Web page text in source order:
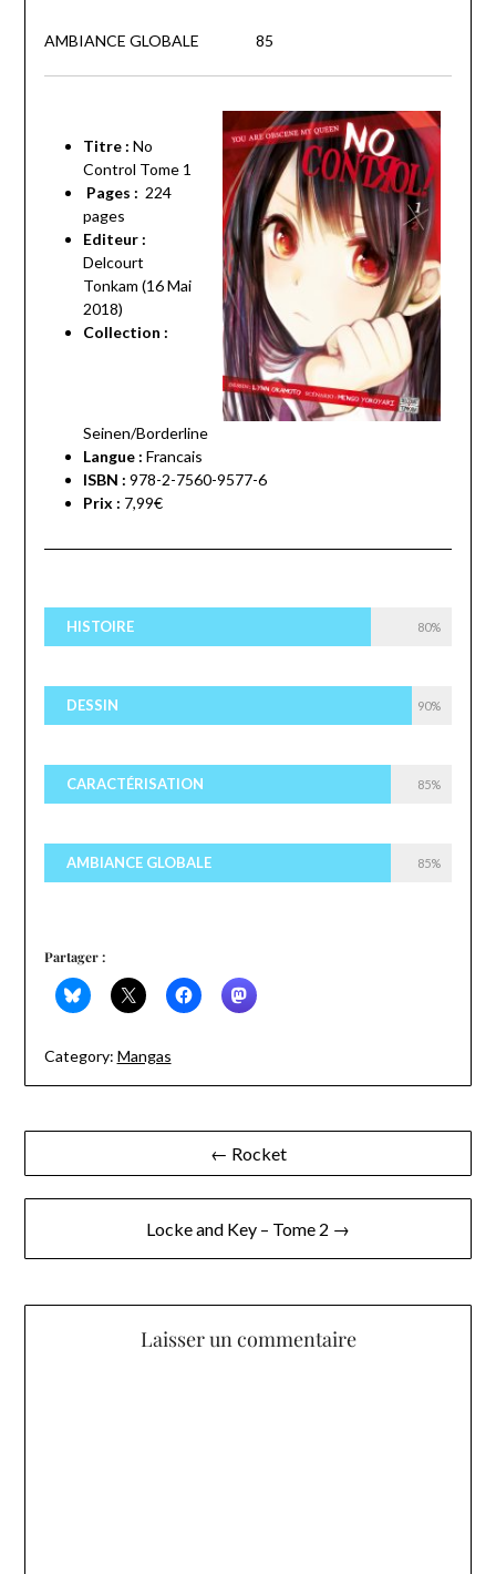
AMBIANCE GLOBALE 85
Titre : No
Control Tome 1
Pages : 224
pages
Editeur :
Delcourt
Tonkam (16 Mai
2018)
Collection :
Seinen/Borderline
Langue : Francais
ISBN : 978-2-7560-9577-6
Prix : 7,99€
HISTOIRE 80%
DESSIN 90%
CARACTÉRISATION 85%
AMBIANCE GLOBALE 85%
Partager :
Category: Mangas
Navigation
de
← Rocket
Locke and Key – Tome 2 →
Laisser un commentaire